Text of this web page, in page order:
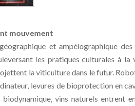
mouvement
et ampélographique
les pratiques culturales à
la viticulture dans le futur.
levures de bioprotection en
vins naturels entrent